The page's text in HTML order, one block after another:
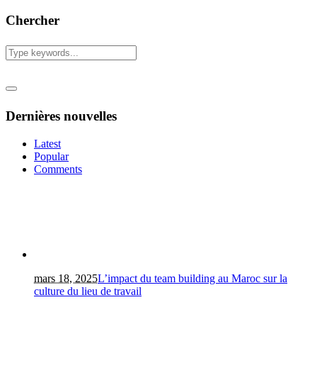
Chercher
Dernières nouvelles
Latest
Popular
Comments
mars 18, 2025L’impact du team building au Maroc sur la
culture du lieu de travail